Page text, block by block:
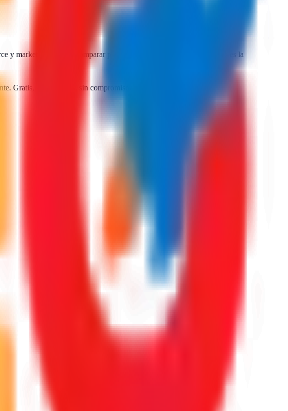
y marketing digital. Comparar presupuestos reales de varias agencias es la
Gratis, sin llamadas, sin compromiso.